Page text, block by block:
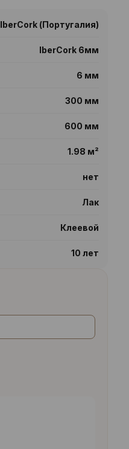
IberCork (Португалия)
IberCork 6мм
6 мм
300 мм
600 мм
1.98 м²
нет
Лак
Клеевой
10 лет